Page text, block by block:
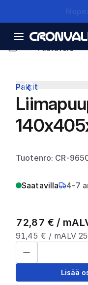
Palkit
Tuotenro: CR-
Saatavilla 4-7
72,87 € / m
91,45 € / mALV
Lisää